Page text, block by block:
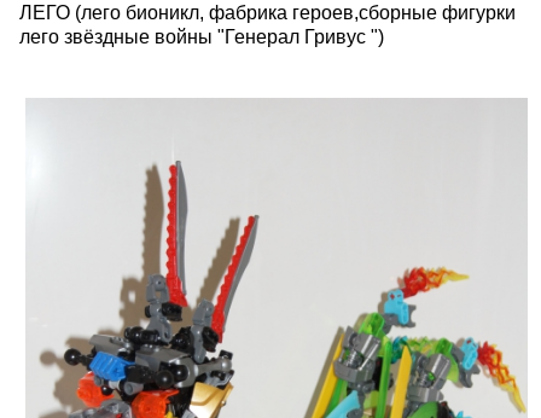
ЛЕГО (лего бионикл, фабрика героев,сборные фигурки
лего звёздные войны "Генерал Гривус ")